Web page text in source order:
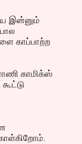
இன்னும்
காப்பாற்ற
காமிக்ஸ்